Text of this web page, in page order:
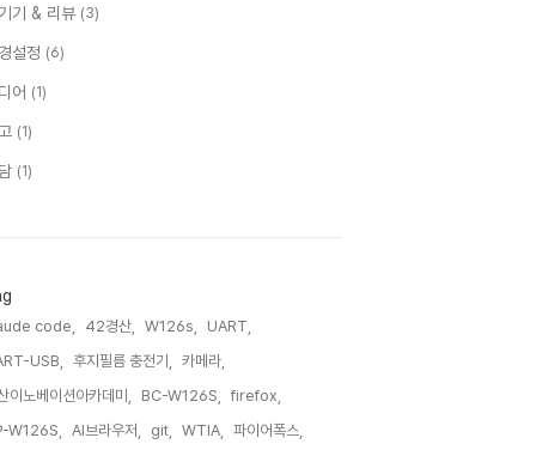
기 & 리뷰 (3)
설정 (6)
어 (1)
(1)
(1)
code, 42경산, W126s,
UART,
USB,
후지필름 충전기,
카메라,
이노베이션아카데미,
BC-W126S,
firefox,
W126S,
AI브라우저, git, WTIA,
파이어폭스,